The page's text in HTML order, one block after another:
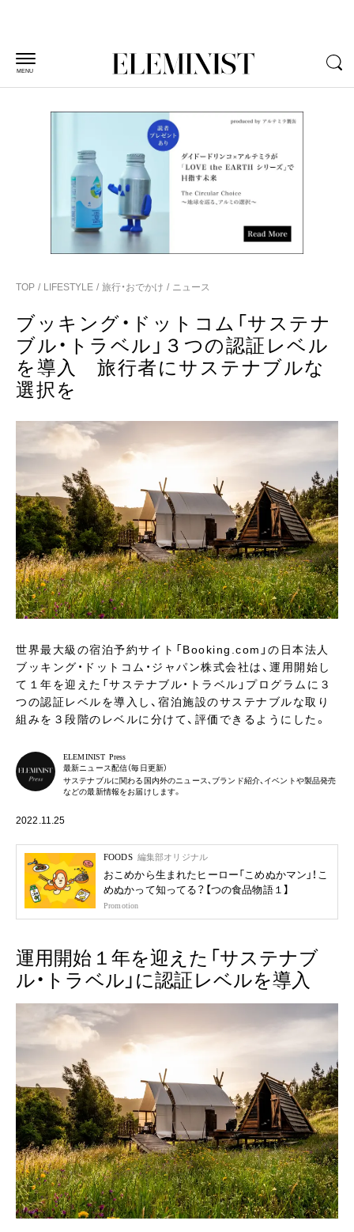
MENU
TOP LIFESTYLE 旅行・おでかけ ニュース
ブッキング・ドットコム「サステナ
ブル・トラベル」３つの認証レベル
を導入 旅行者にサステナブルな
選択を
世界最大級の宿泊予約サイト「Booking.com」の日本法人
ブッキング・ドットコム・ジャパン株式会社は、運用開始し
て１年を迎えた「サステナブル・トラベル」プログラムに３
つの認証レベルを導入し、宿泊施設のサステナブルな取り
組みを３段階のレベルに分けて、評価できるようにした。
ELEMINIST Press
最新ニュース配信（毎日更新）
サステナブルに関わる国内外のニュース、ブランド紹介、イベントや製品発売
などの最新情報をお届けします。
2022.11.25
FOODS 編集部オリジナル
おこめから生まれたヒーロー「こめぬかマン」！こ
めぬかって知ってる？【つの食品物語１】
Promotion
運用開始１年を迎えた「サステナブ
ル・トラベル」に認証レベルを導入